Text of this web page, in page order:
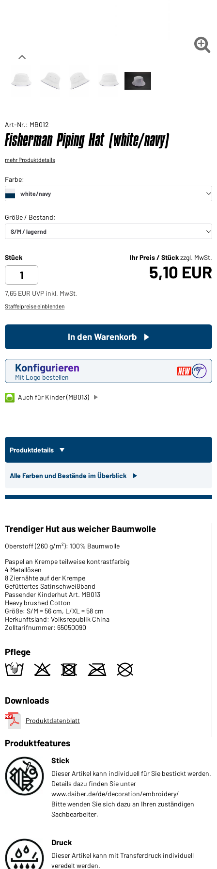

Art-Nr.: MB012
Fisherman Piping Hat (white/navy)
mehr Produktdetails
Stück Ihr Preis / Stückzzgl. MwSt.
5,10 EUR
7,65 EUR UVP inkl. MwSt.
Staffelpreise einblenden
Konfigurieren
Mit Logo bestellen
In den Warenkorb
Auch für Kinder (MB013)
Produktdetails
Alle Farben und Bestände im Überblick
Trendiger Hut aus weicher Baumwolle
Oberstoff (260 g/m²): 100% Baumwolle
Paspel an Krempe teilweise kontrastfarbig
4 Metallösen
8 Ziernähte auf der Krempe
Gefüttertes Satinschweißband
Passender Kinderhut Art. MB013
Heavy brushed Cotton
Größe: S/M = 56 cm, L/XL = 58 cm
Herkunftsland: Volksrepublik China
Zolltarifnummer: 65050090
Pflege
t o d m U
Downloads
Produktdatenblatt
Produktfeatures
Stick
Dieser Artikel kann individuell für Sie bestickt werden.
Details dazu finden Sie unter
www.daiber.de/de/decoration/embroidery/
Bitte wenden Sie sich dazu an Ihren zuständigen
Sachbearbeiter.
Druck
Dieser Artikel kann mit Transferdruck individuell
veredelt werden.